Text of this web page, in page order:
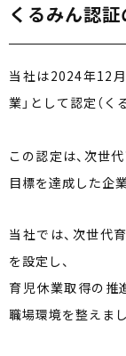
くるみん認
当社は2024年12
業」として認定（く
この認定は、次世
目標を達成した企
当社では、次世代
を設定し、
育児休業取得の推
職場環境を整えまし